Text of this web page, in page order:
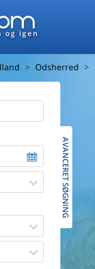
og igen
Odsherred
Afstand til
Udsigt til
Faciliteter
Spa
AVANCERET SØGNING